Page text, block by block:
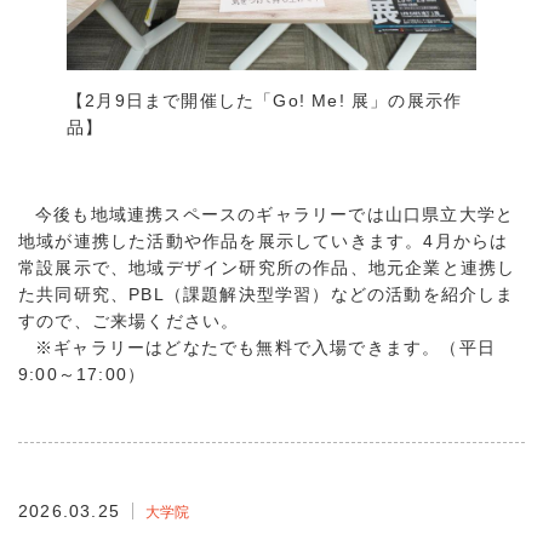
【2月9日まで開催した「Go! Me! 展」の展示作
品】
今後も地域連携スペースのギャラリーでは山口県立大学と
地域が連携した活動や作品を展示していきます。4月からは
常設展示で、地域デザイン研究所の作品、地元企業と連携し
た共同研究、PBL（課題解決型学習）などの活動を紹介しま
すので、ご来場ください。
※ギャラリーはどなたでも無料で入場できます。（平日
9:00～17:00）
2026.03.25 大学院